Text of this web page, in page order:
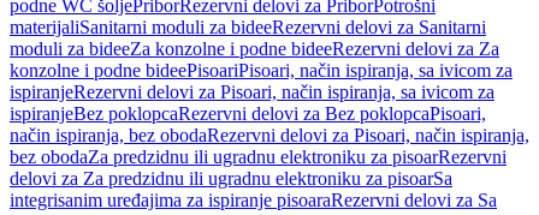
podne WC šoljePriborRezervni delovi za PriborPotrošni
materijaliSanitarni moduli za bideeRezervni delovi za Sanitarni
moduli za bideeZa konzolne i podne bideeRezervni delovi za Za
konzolne i podne bideePisoariPisoari, način ispiranja, sa ivicom za
ispiranjeRezervni delovi za Pisoari, način ispiranja, sa ivicom za
ispiranjeBez poklopcaRezervni delovi za Bez poklopcaPisoari,
način ispiranja, bez obodaRezervni delovi za Pisoari, način ispiranja,
bez obodaZa predzidnu ili ugradnu elektroniku za pisoarRezervni
delovi za Za predzidnu ili ugradnu elektroniku za pisoarSa
integrisanim uređajima za ispiranje pisoaraRezervni delovi za Sa